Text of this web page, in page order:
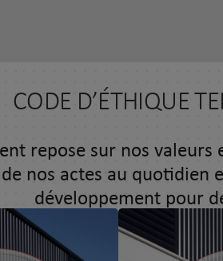
CODE D’ÉTHIQUE
repose sur nos valeurs
nos actes au quotidien
développement pour